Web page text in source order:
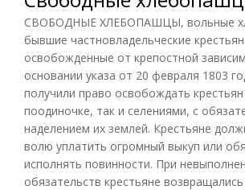
СВОБОДНЫЕ ХЛЕБОПАШЦЫ, вольные
бывшие частновладельческие
освобожденные от крепостной
основании указа от 20 февраля 1803
получили право освобождать крестьян
поодиночке, так и селениями, с
наделением их землей. Крестьяне
волю уплатить огромный выкуп или
исполнять повинности. При
обязательств крестьяне